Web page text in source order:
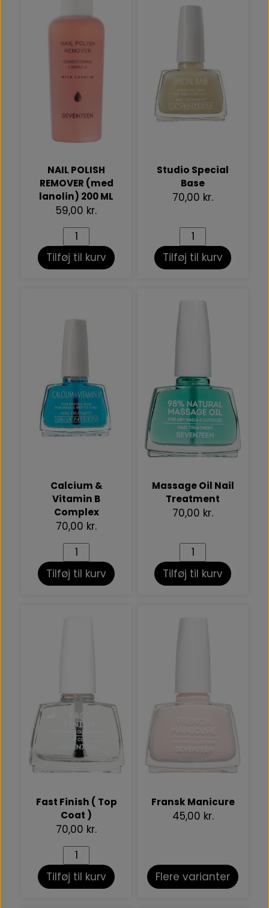
NAIL POLISH
REMOVER (med
lanolin) 200 ML
59,00 kr.
Tilføj til kurv
Studio Special
Base
70,00 kr.
Tilføj til kurv
Calcium &
Vitamin B
Complex
70,00 kr.
Tilføj til kurv
Massage Oil Nail
Treatment
70,00 kr.
Tilføj til kurv
Fast Finish ( Top
Coat )
70,00 kr.
Tilføj til kurv
Fransk Manicure
45,00 kr.
Flere varianter